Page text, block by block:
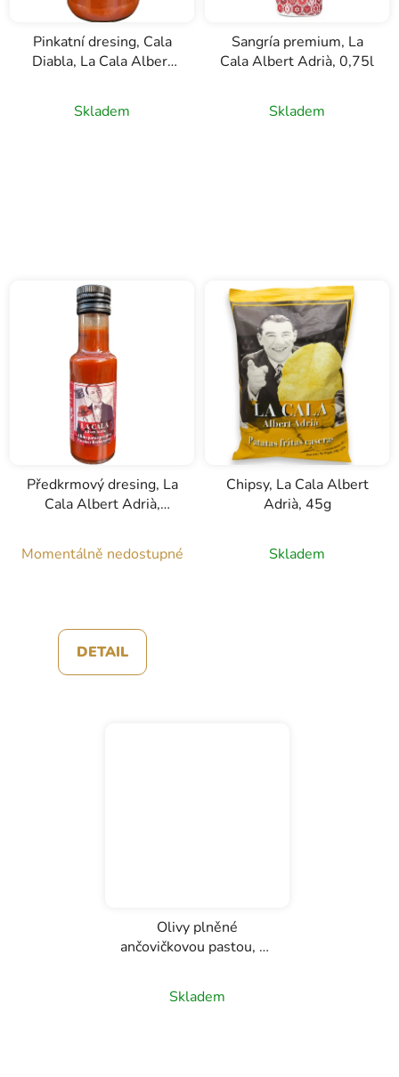
Pinkatní dresing, Cala
Diabla, La Cala Albert
Skladem
Sangría premium, La
Cala Albert Adrià, 0,75l
Skladem
Předkrmový dresing, La
Cala Albert Adrià,
Momentálně nedostupné
DETAIL
Chipsy, La Cala Albert
Adrià, 45g
Skladem
Olivy plněné
ančovičkovou pastou, La
Skladem